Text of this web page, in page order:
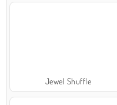
Jewel Shuffle